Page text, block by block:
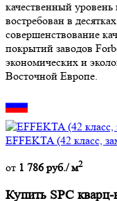
качественный
востребован в
совершенствование
покрытий заводов
экономических и
Восточной Европе.
EFFEKTA (42 класс,
от 1 786 руб./ м2
Купить SPC